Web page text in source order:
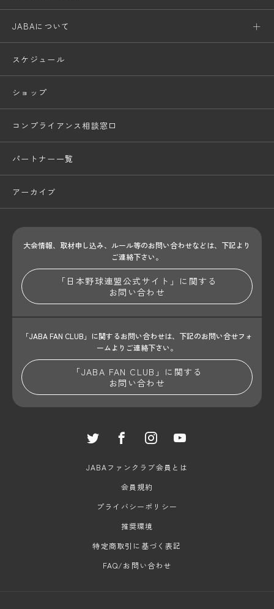
JABAについて
スケジュール
ショップ
コンプライアンス相談窓口
パートナー一覧
アーカイブ
大会情報、取材申し込み、ルール等のお問い合わせなどは、下記より
ご連絡下さい。
「日本野球連盟公式サイト」に関する
お問い合わせ
「JABA FAN CLUB」に関するお問い合わせは、 下記のお問い合せフォ
ームよりご連絡下さい。
「JABA FAN CLUB」に関する
お問い合わせ
JABAファンクラブ会員とは
会員規約
プライバシーポリシー
推奨環境
特定商取引に基づく表記
FAQ/お問い合わせ